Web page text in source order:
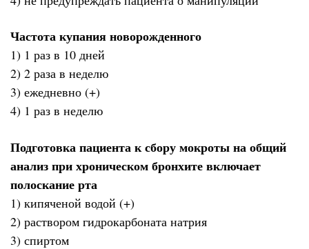
Частота купания новорожденного
1) 1 раз в 10 дней
2) 2 раза в неделю
3) ежедневно (+)
4) 1 раз в неделю
Подготовка пациента к сбору мокроты на общий
анализ при хроническом бронхите включает
полоскание рта
1) кипяченой водой (+)
2) раствором гидрокарбоната натрия
3) спиртом